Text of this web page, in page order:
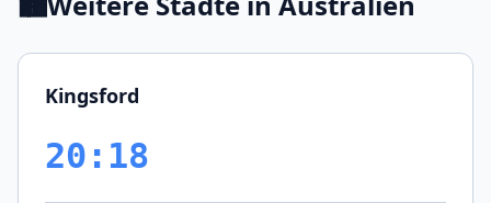
Kingsford
20:18